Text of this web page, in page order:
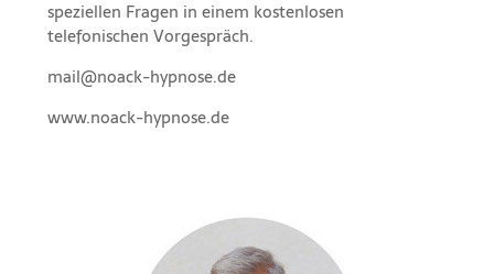
speziellen Fragen in einem kostenlosen
telefonischen Vorgespräch.
mail@noack-hypnose.de
www.noack-hypnose.de